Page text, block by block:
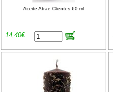
Aceite Atrae Clientes 60 ml
14,40€